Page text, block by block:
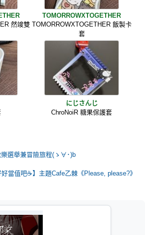
然竣雙
TOMORROWXTOGETHER
TOMORROWXTOGETHER 飯製卡
套
にじさんじ
ChroNoiR 糖果保護套
選舉兼冒險旅程(ゝ∀･)b
好當值吧☕️】主題Cafe乙棘《Please, please?》